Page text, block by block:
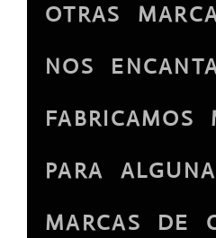
OTRAS
NOS
FABRICAMOS
PARA
MARCAS DE